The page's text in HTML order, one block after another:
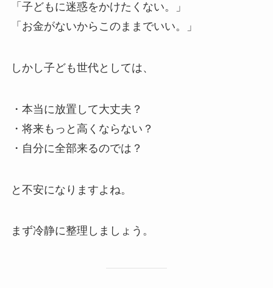
「子どもに迷惑をかけたくない。」
「お金がないからこのままでいい。」
しかし子ども世代としては、
・本当に放置して大丈夫？
・将来もっと高くならない？
・自分に全部来るのでは？
と不安になりますよね。
まず冷静に整理しましょう。